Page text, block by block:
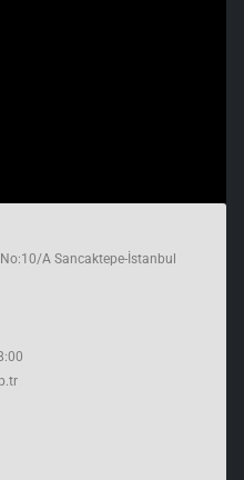
A Sancaktepe-İstanbul